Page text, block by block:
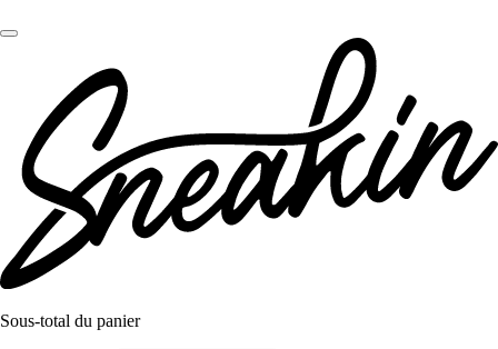
Sous-total du panier